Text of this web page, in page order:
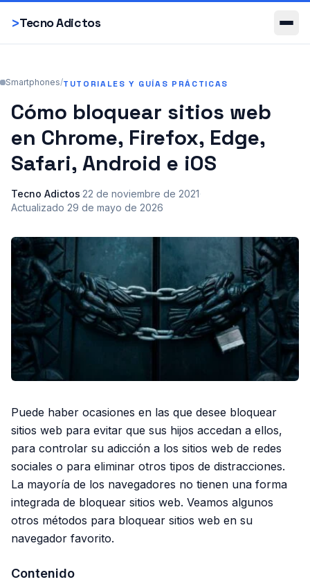
>Tecno Adictos
Smartphones
Smartphones/TUTORIALES Y GUÍAS PRÁCTICAS
Cómo bloquear sitios web
en Chrome, Firefox, Edge,
Safari, Android e iOS
Tecno Adictos·22 de noviembre de 2021·
Actualizado 29 de mayo de 2026
Puede haber ocasiones en las que desee bloquear
sitios web para evitar que sus hijos accedan a ellos,
para controlar su adicción a los sitios web de redes
sociales o para eliminar otros tipos de distracciones.
La mayoría de los navegadores no tienen una forma
integrada de bloquear sitios web. Veamos algunos
otros métodos para bloquear sitios web en su
navegador favorito.
Contenido